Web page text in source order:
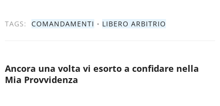
TAGS: COMANDAMENTI • LIBERO ARBITRIO
Ancora una volta vi esorto a confidare nella
Mia Provvidenza